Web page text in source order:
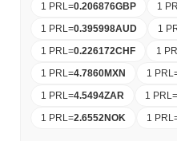
1 PRL=0.206876GBP 1
1 PRL=0.395998AUD 1
1 PRL=0.226172CHF 1
1 PRL=4.7860MXN 1 PRL
1 PRL=4.5494ZAR 1 PRL=
1 PRL=2.6552NOK 1 PRL